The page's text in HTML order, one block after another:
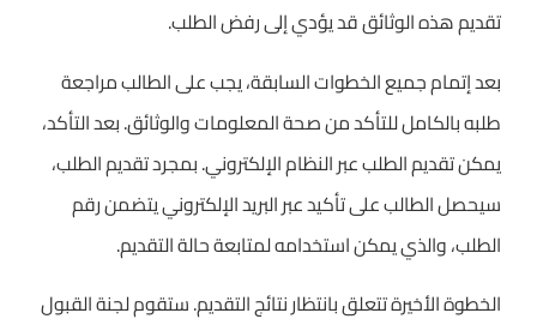
تقديم هذه الوثائق قد يؤدي إلى رفض الطلب.
بعد إتمام جميع الخطوات السابقة، يجب على الطالب مراجعة
طلبه بالكامل للتأكد من صحة المعلومات والوثائق. بعد التأكد،
يمكن تقديم الطلب عبر النظام الإلكتروني. بمجرد تقديم الطلب،
سيحصل الطالب على تأكيد عبر البريد الإلكتروني يتضمن رقم
الطلب، والذي يمكن استخدامه لمتابعة حالة التقديم.
الخطوة الأخيرة تتعلق بانتظار نتائج التقديم. ستقوم لجنة القبول